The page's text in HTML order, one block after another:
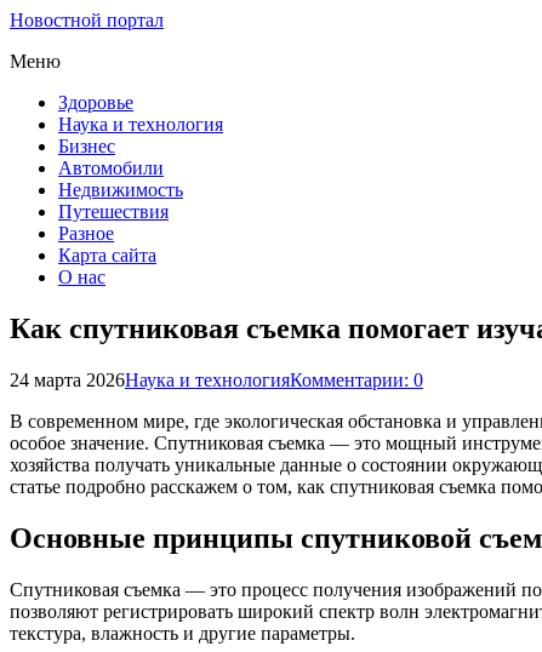
Новостной портал
Меню
Здоровье
Наука и технология
Бизнес
Автомобили
Недвижимость
Путешествия
Разное
Карта сайта
О нас
Как спутниковая съемка помогает
24 марта 2026Наука и технологияКомментарии: 0
В современном мире, где экологическая обстановка и
особое значение. Спутниковая съемка — это мощный
хозяйства получать уникальные данные о состоянии
статье подробно расскажем о том, как спутниковая съемка
Основные принципы спутниковой
Спутниковая съемка — это процесс получения изображений
позволяют регистрировать широкий спектр волн
текстура, влажность и другие параметры.